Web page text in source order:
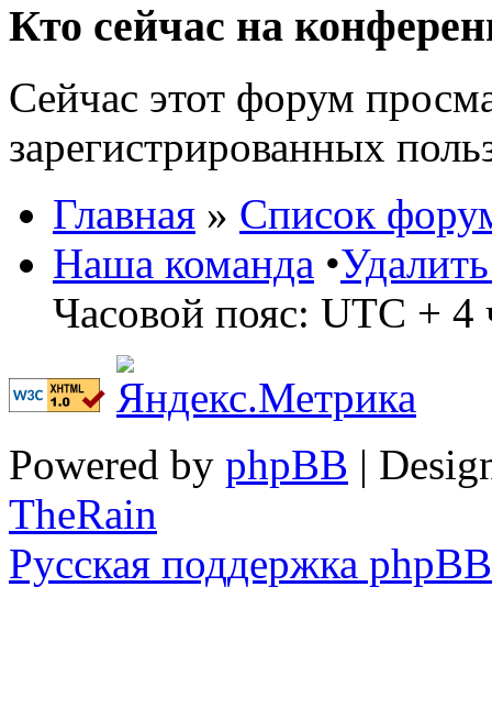
Кто сейчас на
Сейчас этот форум
зарегистрированных
Главная » Список
Наша команда •
Часовой пояс: UTC + 4
Powered by phpBB |
TheRain
Русская поддержка phpBB